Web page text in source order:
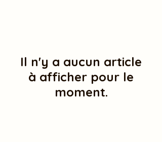
Il n'y a aucun article
à afficher pour le
moment.